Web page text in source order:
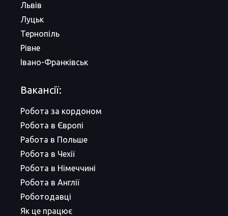
Львів
Луцьк
Тернопіль
Рівне
Івано-Франківськ
Вакансії:
Робота за кордоном
Робота в Європі
Работа в Польше
Робота в Чехії
Робота в Німеччині
Робота в Англії
Роботодавці
Як це працює